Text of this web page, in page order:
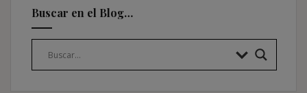
Buscar en el Blog…